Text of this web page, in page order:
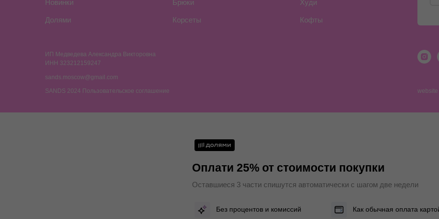
Новинки
Долями
Брюки
Корсеты
Худи
Кофты
SANDS 2024 Пользовательское соглашение
sands.moscow@gmail.com
ИП Медведева Александра Викторовна
ИНН 323212159247
Оплати 25% от стоимости покупки
Оставшиеся 3 части спишутся автоматически с шагом две недели
Без процентов и комиссий Как обычная оплата